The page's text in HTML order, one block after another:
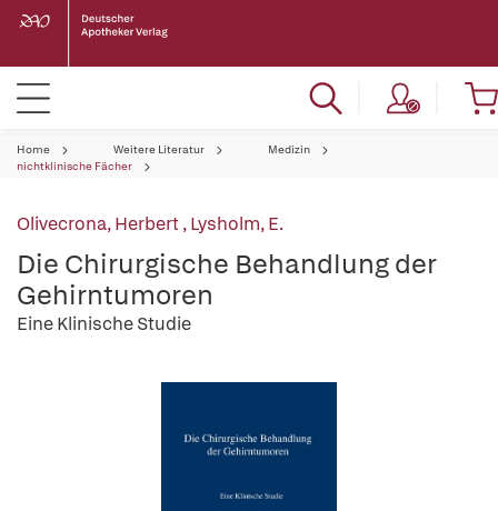
Home Weitere Literatur
Medizin
nichtklinische Fächer
Olivecrona, Herbert,Lysholm, E.
Die Chirurgische Behandlung der
Gehirntumoren
Eine Klinische Studie